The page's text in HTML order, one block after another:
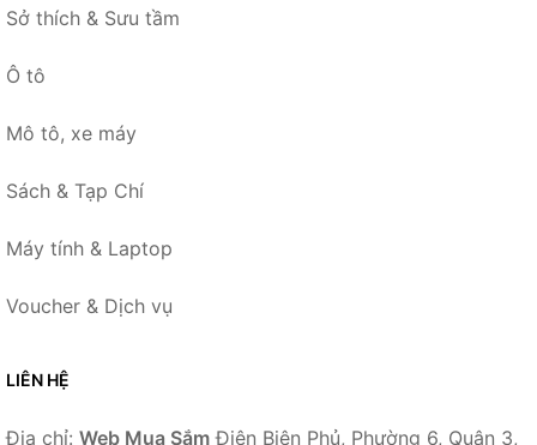
Sở thích & Sưu tầm
Ô tô
Mô tô, xe máy
Sách & Tạp Chí
Máy tính & Laptop
Voucher & Dịch vụ
LIÊN HỆ
Địa chỉ: Web Mua Sắm Điện Biên Phủ, Phường 6, Quận 3,